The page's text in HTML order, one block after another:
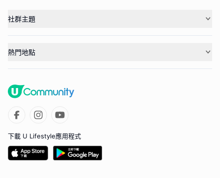
社群主題
熱門地點
下載 U Lifestyle應用程式